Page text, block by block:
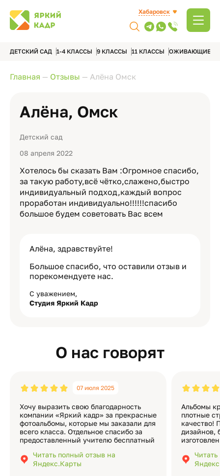
Хабаровск
ДЕТСКИЙ САД 1-4 КЛАССЫ 9 КЛАССЫ 11 КЛАССЫ ОЖИВАЮЩИЕ
Главная — Отзывы — Алёна Омск
Алёна, Омск
Детский сад
08 апреля 2022
Хотелось бы сказать Вам :Огромное спасибо,
за такую работу,всё чётко,слажено,быстро
индивидуальный подход,каждый вопрос
проработан индивидуально!!!!!!спасибо
большое будем советовать Вас всем
Алёна, здравствуйте!
Большое спасибо, что оставили отзыв и
порекомендуете нас.
С уважением,
Студия Яркий Кадр
О нас говорят
07 июля 2025
Хочу выразить свою благодарность
компании «Яркий кадр» за прекрасные
фотоальбомы, которые мы заказали для
всего класса. Отдельное спасибо за
предоставленный учителю бесплатный
подчёркивает значимость события.
Качество альбомов на высшем уровне:
Читать полный отзыв на
Яндекс.Карты
Альбомы
плотные
качество!
дизайнов,
добавить